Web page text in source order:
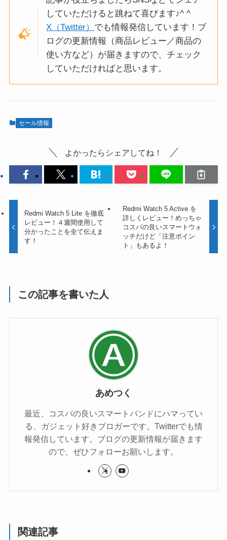
していただけると跳ねて喜びます♪^ ^
X（Twitter） でも情報発信しています！ブ
ログの更新情報（商品レビュー／商品の
使い方など）が届きますので、チェック
していただければと思います。
セール情報
よかったらシェアしてね！
Redmi Watch 5 Lite を徹底
レビュー！４週間使用して
分かったことを全て伝えま
す！
Redmi Watch 5 Active を
詳しくレビュー！めっちゃ
コスパの良いスマートウォ
ッチだけど「注意ポイン
ト」もあるよ！
この記事を書いた人
あめつく
最近、コスパの良いスマートバンドにハマってい
る、ガジェット好きブロガーです。Twitterでも情
報発信しています。ブログの更新情報が届きます
ので、ぜひフォローお願いします。
関連記事